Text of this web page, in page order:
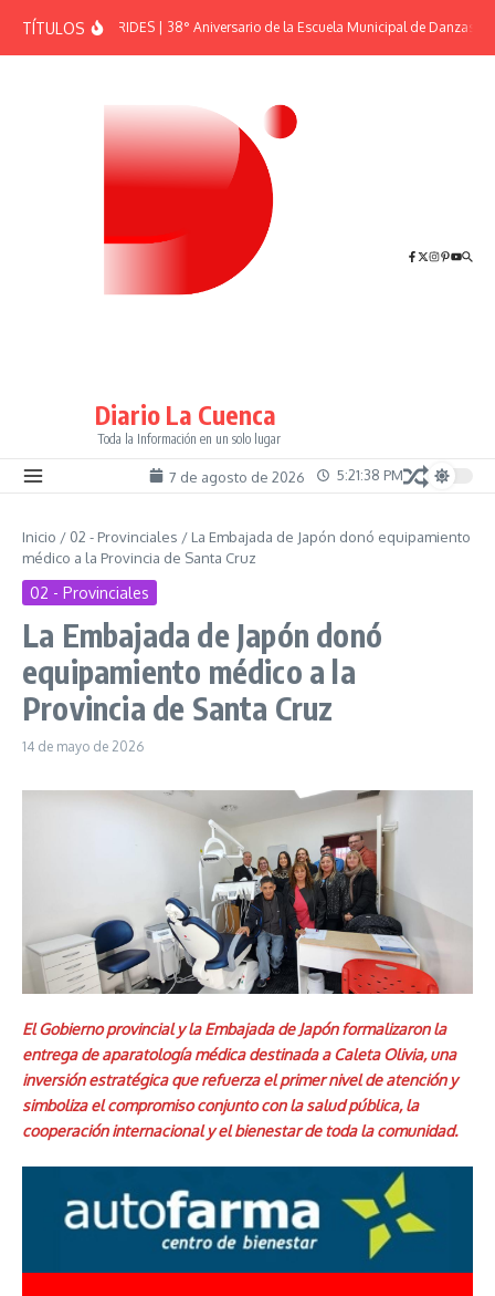
TÍTULOSEFEMÉRIDES | 38° Aniversario de la Escuela Municipal de Danzas “El
Diario La Cuenca
Toda la Información en un solo lugar
7 de agosto de 2026 5:21:38 PM
Inicio / 02 - Provinciales / La Embajada de Japón donó equipamiento
médico a la Provincia de Santa Cruz
02 - Provinciales
La Embajada de Japón donó
equipamiento médico a la
Provincia de Santa Cruz
14 de mayo de 2026
El Gobierno provincial y la Embajada de Japón formalizaron la
entrega de aparatología médica destinada a Caleta Olivia, una
inversión estratégica que refuerza el primer nivel de atención y
simboliza el compromiso conjunto con la salud pública, la
cooperación internacional y el bienestar de toda la comunidad.